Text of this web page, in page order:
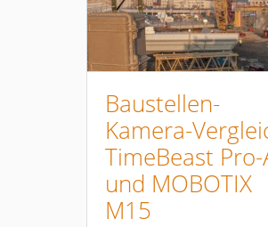
Baustellen-
Kamera-
TimeBeast
und MOBOTIX
M15